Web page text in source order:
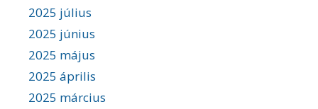
2025 július
2025 június
2025 május
2025 április
2025 március